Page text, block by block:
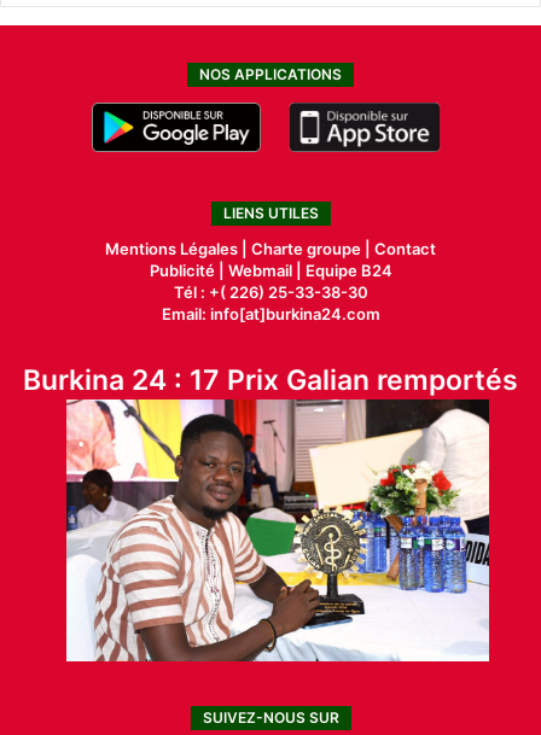
NOS APPLICATIONS
LIENS UTILES
Mentions Légales | Charte groupe | Contact
Publicité| Webmail |
Equipe B24
Tél : +( 226) 25-33-38-30
Email: info[at]burkina24.com
Burkina 24 : 17 Prix Galian remportés
SUIVEZ-NOUS SUR